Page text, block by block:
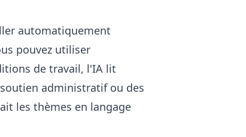
automatiquement
pouvez utiliser
de travail, l'IA lit
administratif ou des
les thèmes en langage